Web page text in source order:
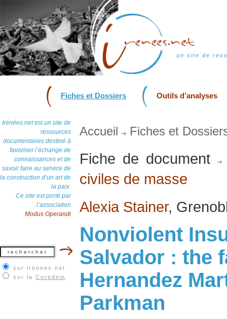
un site de
Fiches et Dossiers Outils d’analyses
Irénées.net est un site de
ressources
documentaires destiné à
favoriser l’échange de
connaissances et de
savoir faire au service de
la construction d’un art de
la paix.
Ce site est porté par
l’association
Modus Operandi
sur irenees.net
sur la Coredem
Accueil Fiches et
Fiche de document
civiles de masse
Alexia Stainer,
Nonviolent
Salvador : the
Hernandez
Parkman